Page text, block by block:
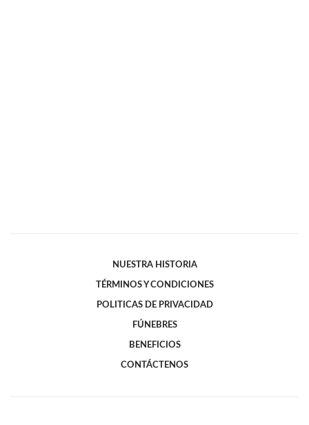
NUESTRA HISTORIA
TÉRMINOS Y CONDICIONES
POLITICAS DE PRIVACIDAD
FÚNEBRES
BENEFICIOS
CONTÁCTENOS